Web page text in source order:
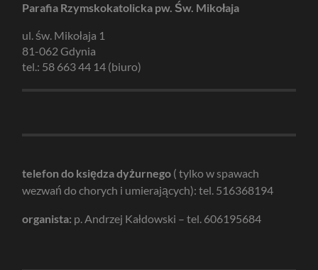
Parafia Rzymskokatolicka pw. Św. Mikołaja
ul. św. Mikołaja 1
81-062 Gdynia
tel.: 58 663 44 14 (biuro)
telefon do księdza dyżurnego ( tylko w spawach
wezwań do chorych i umierających): tel. 516368194
organista: p. Andrzej Kałdowski – tel. 606195684